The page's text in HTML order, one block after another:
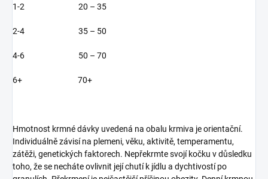
1-2 20 – 35
2-4 35 – 50
4-6 50 – 70
6+ 70+
Hmotnost krmné dávky uvedená na obalu krmiva je orientační.
Individuálně závisí na plemeni, věku, aktivitě, temperamentu,
zátěži, genetických faktorech. Nepřekrmte svojí kočku v důsledku
toho, že se necháte ovlivnit její chutí k jídlu a dychtivostí po